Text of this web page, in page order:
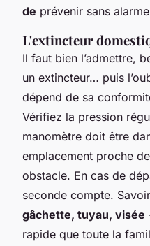
de prévenir sans
L'extincteur
Il faut bien l’admettre,
un extincteur… puis
dépend de sa
Vérifiez la pression
manomètre doit être
emplacement proche
obstacle. En cas de
seconde compte.
gâchette, tuyau, visée
rapide que toute la